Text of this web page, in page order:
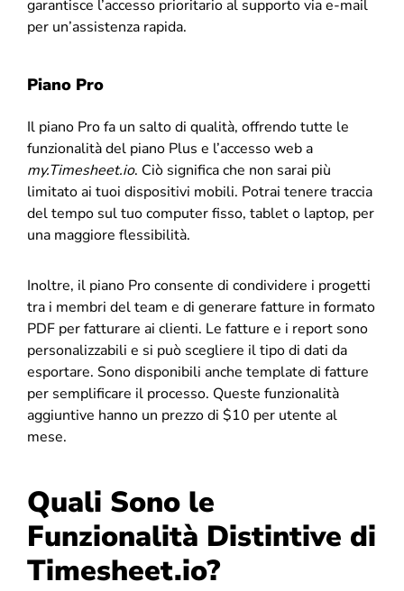
garantisce l’accesso prioritario al supporto via e-mail
per un’assistenza rapida.
Piano Pro
Il piano Pro fa un salto di qualità, offrendo tutte le
funzionalità del piano Plus e l’accesso web a
my.Timesheet.io. Ciò significa che non sarai più
limitato ai tuoi dispositivi mobili. Potrai tenere traccia
del tempo sul tuo computer fisso, tablet o laptop, per
una maggiore flessibilità.
Inoltre, il piano Pro consente di condividere i progetti
tra i membri del team e di generare fatture in formato
PDF per fatturare ai clienti. Le fatture e i report sono
personalizzabili e si può scegliere il tipo di dati da
esportare. Sono disponibili anche template di fatture
per semplificare il processo. Queste funzionalità
aggiuntive hanno un prezzo di $10 per utente al
mese.
Quali Sono le
Funzionalità Distintive di
Timesheet.io?